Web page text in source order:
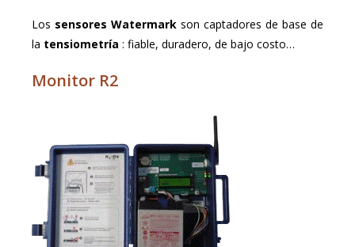
Los sensores Watermark son captadores de base de
la tensiometría : fiable, duradero, de bajo costo…
Monitor R2